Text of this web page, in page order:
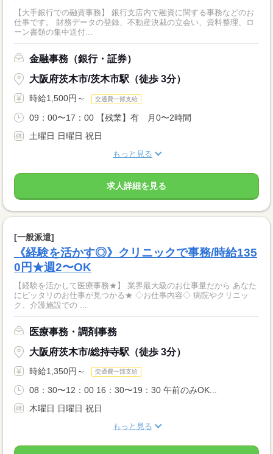
【大手銀行での融資事務】 銀行支店内で融資に関する事務などのお
仕事です。 財務データの登録、不動産決裁の立会い、資料整理、ロ
ーン書類の集中送付...
金融事務（銀行・証券）
大阪府茨木市/茨木市駅（徒歩 3分）
時給1,500円～ 交通費一部支給
09：00〜17：00 【残業】有 月0〜2時間
土曜日 日曜日 祝日
もっと見る
求人詳細を見る
[一般派遣]
《経験を活かす◎》クリニックで事務/時給135
0円★週2〜OK
【経験を活かして医療事務★】 業界最大級のお仕事量だから あなた
にピッタリのお仕事が見つかる★ ◇お仕事内容◇ 病院やクリニッ
ク、介護施設での ...
医療事務・調剤事務
大阪府茨木市/総持寺駅（徒歩 3分）
時給1,350円～ 交通費一部支給
08：30〜12：00 16：30〜19：30 午前のみOK...
木曜日 日曜日 祝日
もっと見る